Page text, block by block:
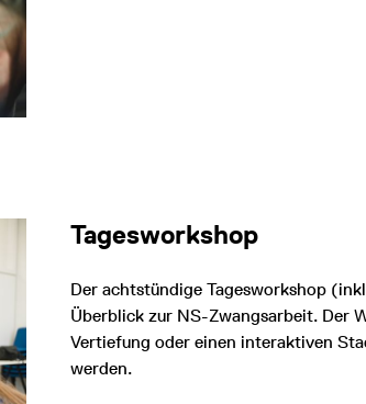
Tagesworkshop
Der achtstündige Tagesworkshop
Überblick zur NS-Zwangsarbeit. Der
Vertiefung oder einen interaktiven
werden.